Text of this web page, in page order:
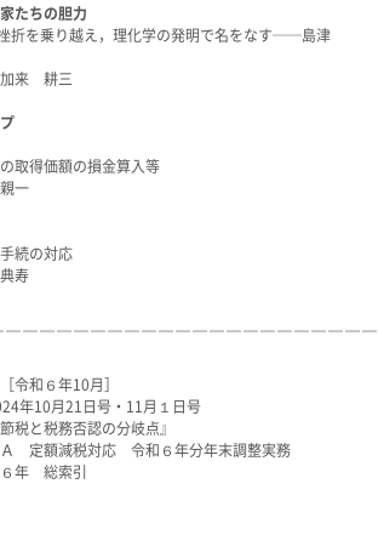
たちの胆力
を乗り越え，理化学の発明で名をなす──島津
来 耕三
取得価額の損金算入等
一
続の対応
寿
令和６年10月］
年10月21日号・11月１日号
税と税務否認の分岐点』
定額減税対応 令和６年分年末調整実務
年 総索引